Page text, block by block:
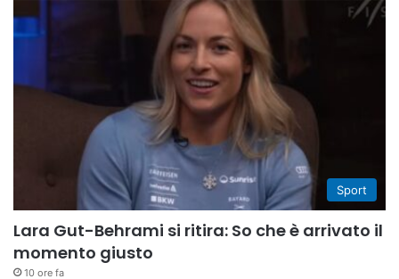
Sport
Lara Gut-Behrami si ritira: So che è arrivato il
momento giusto
10 ore fa